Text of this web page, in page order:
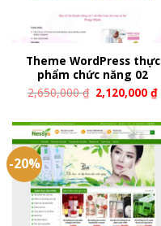
Theme WordPress thực
phẩm chức năng 02
2,650,000₫ 2,120,000₫
-20%